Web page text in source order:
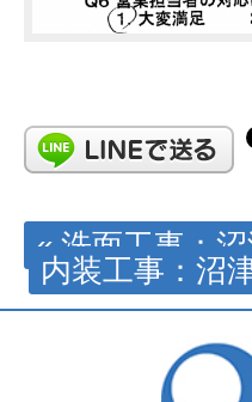
« 洗面工事：
内装工事：沼